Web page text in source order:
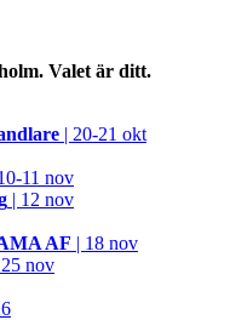
Valet är ditt.
| 20-21 okt
11 nov
| 12 nov
AF | 18 nov
25 nov